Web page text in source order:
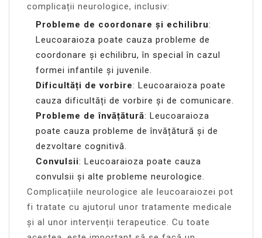
complicații neurologice, inclusiv:
Probleme de coordonare și echilibru:
Leucoaraioza poate cauza probleme de
coordonare și echilibru, în special în cazul
formei infantile și juvenile.
Dificultăți de vorbire: Leucoaraioza poate
cauza dificultăți de vorbire și de comunicare.
Probleme de învățătură: Leucoaraioza
poate cauza probleme de învățătură și de
dezvoltare cognitivă.
Convulsii: Leucoaraioza poate cauza
convulsii și alte probleme neurologice.
Complicațiile neurologice ale leucoaraiozei pot
fi tratate cu ajutorul unor tratamente medicale
și al unor intervenții terapeutice. Cu toate